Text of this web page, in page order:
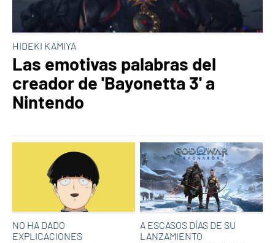
HIDEKI KAMIYA
Las emotivas palabras del
creador de 'Bayonetta 3' a
Nintendo
NO HA DADO
EXPLICACIONES
A ESCASOS DÍAS DE SU
LANZAMIENTO